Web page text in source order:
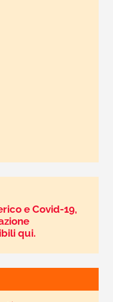
e Covid-19,
qui.